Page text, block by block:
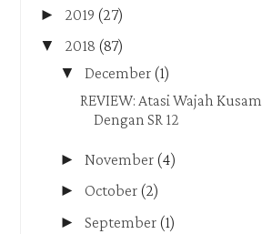
► 2019 (27)
▼ 2018 (87)
▼ December (1)
REVIEW: Atasi Wajah Kusam
Dengan SR 12
► November (4)
► October (2)
► September (1)